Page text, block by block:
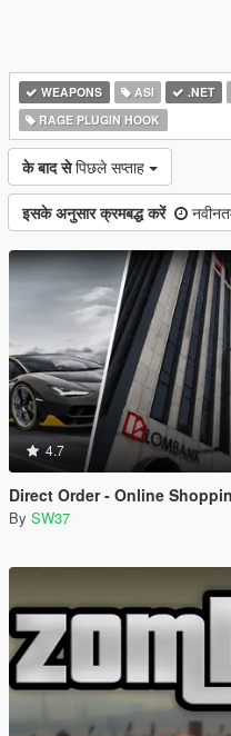
WEAPONS ASI .NET
RAGE PLUGIN HOOK
के बाद से पिछले सप्ताह
इसके अनुसार क्रमबद्ध करें
4.7
Direct Order - Online
By SW37